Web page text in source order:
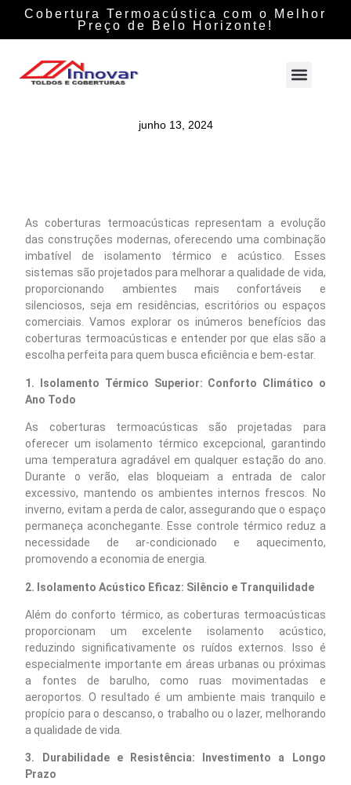
Cobertura Termoacústica com o Melhor
Preço de Belo Horizonte!
junho 13, 2024
As coberturas termoacústicas representam a evolução
das construções modernas, oferecendo uma combinação
imbatível de isolamento térmico e acústico. Esses
sistemas são projetados para melhorar a qualidade de vida,
proporcionando ambientes mais confortáveis e
silenciosos, seja em residências, escritórios ou espaços
comerciais. Vamos explorar os inúmeros benefícios das
coberturas termoacústicas e entender por que elas são a
escolha perfeita para quem busca eficiência e bem-estar.
1. Isolamento Térmico Superior: Conforto Climático o
Ano Todo
As coberturas termoacústicas são projetadas para
oferecer um isolamento térmico excepcional, garantindo
uma temperatura agradável em qualquer estação do ano.
Durante o verão, elas bloqueiam a entrada de calor
excessivo, mantendo os ambientes internos frescos. No
inverno, evitam a perda de calor, assegurando que o espaço
permaneça aconchegante. Esse controle térmico reduz a
necessidade de ar-condicionado e aquecimento,
promovendo a economia de energia.
2. Isolamento Acústico Eficaz: Silêncio e Tranquilidade
Além do conforto térmico, as coberturas termoacústicas
proporcionam um excelente isolamento acústico,
reduzindo significativamente os ruídos externos. Isso é
especialmente importante em áreas urbanas ou próximas
a fontes de barulho, como ruas movimentadas e
aeroportos. O resultado é um ambiente mais tranquilo e
propício para o descanso, o trabalho ou o lazer, melhorando
a qualidade de vida.
3. Durabilidade e Resistência: Investimento a Longo
Prazo